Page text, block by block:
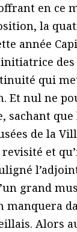
en ce
la
année
qui
Et nul ne
que
de la
revisité et
grand
manquera
Alors